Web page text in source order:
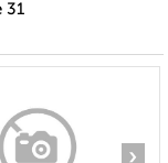
31
›